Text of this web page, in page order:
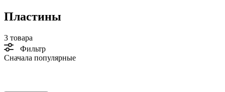
Пластины
3 товара
Фильтр
Сначала популярные